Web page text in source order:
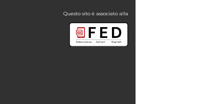
Questo sito è associato alla